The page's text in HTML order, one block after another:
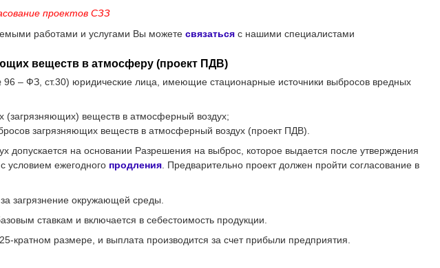
проектов СЗЗ
работами и услугами Вы можете связаться с нашими специалистами
веществ в атмосферу (проект ПДВ)
– ФЗ, ст.30) юридические лица, имеющие стационарные источники выбросов вредных
(загрязняющих) веществ в атмосферный воздух;
загрязняющих веществ в атмосферный воздух (проект ПДВ).
на основании Разрешения на выброс, которое выдается после утверждения
условием ежегодного продления. Предварительно проект должен пройти согласование в
загрязнение окружающей среды.
ставкам и включается в себестоимость продукции.
кратном размере, и выплата производится за счет прибыли предприятия.